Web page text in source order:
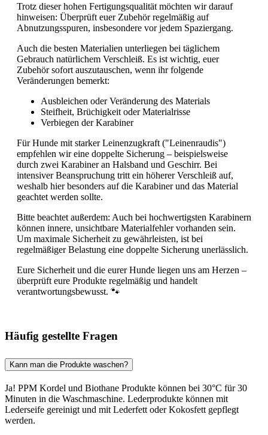
Trotz dieser hohen Fertigungsqualität möchten wir darauf
hinweisen: Überprüft euer Zubehör regelmäßig auf
Abnutzungsspuren, insbesondere vor jedem Spaziergang.
Auch die besten Materialien unterliegen bei täglichem
Gebrauch natürlichem Verschleiß. Es ist wichtig, euer
Zubehör sofort auszutauschen, wenn ihr folgende
Veränderungen bemerkt:
Ausbleichen oder Veränderung des Materials
Steifheit, Brüchigkeit oder Materialrisse
Verbiegen der Karabiner
Für Hunde mit starker Leinenzugkraft ("Leinenraudis")
empfehlen wir eine doppelte Sicherung – beispielsweise
durch zwei Karabiner an Halsband und Geschirr. Bei
intensiver Beanspruchung tritt ein höherer Verschleiß auf,
weshalb hier besonders auf die Karabiner und das Material
geachtet werden sollte.
Bitte beachtet außerdem: Auch bei hochwertigsten Karabinern
können innere, unsichtbare Materialfehler vorhanden sein.
Um maximale Sicherheit zu gewährleisten, ist bei
regelmäßiger Belastung eine doppelte Sicherung unerlässlich.
Eure Sicherheit und die eurer Hunde liegen uns am Herzen –
überprüft eure Produkte regelmäßig und handelt
verantwortungsbewusst. 🐾
Häufig gestellte Fragen
Kann man die Produkte waschen?
Ja! PPM Kordel und Biothane Produkte können bei 30°C für 30
Minuten in die Waschmaschine. Lederprodukte können mit
Lederseife gereinigt und mit Lederfett oder Kokosfett gepflegt
werden.